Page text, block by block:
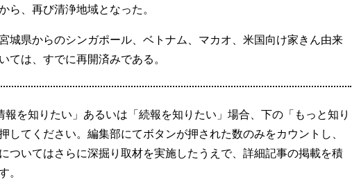
ら、再び清浄地域となった。
城県からのシンガポール、ベトナム、マカオ、米国向け家きん由来
ては、すでに再開済みである。
報を知りたい」あるいは「続報を知りたい」場合、下の「もっと知り
してください。編集部にてボタンが押された数のみをカウントし、
ついてはさらに深掘り取材を実施したうえで、詳細記事の掲載を積
。